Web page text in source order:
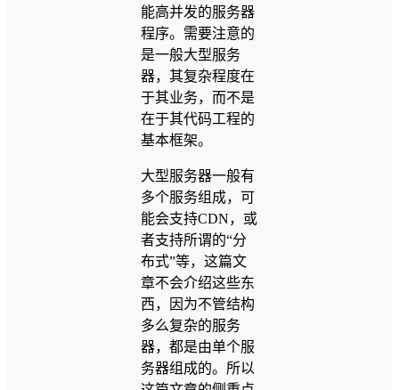
能高并发的服务器
程序。需要注意的
是一般大型服务
器，其复杂程度在
于其业务，而不是
在于其代码工程的
基本框架。
大型服务器一般有
多个服务组成，可
能会支持CDN，或
者支持所谓的“分
布式”等，这篇文
章不会介绍这些东
西，因为不管结构
多么复杂的服务
器，都是由单个服
务器组成的。所以